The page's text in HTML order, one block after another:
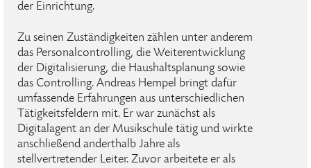
der Einrichtung.
Zu seinen Zuständigkeiten zählen unter anderem
das Personalcontrolling, die Weiterentwicklung
der Digitalisierung, die Haushaltsplanung sowie
das Controlling. Andreas Hempel bringt dafür
umfassende Erfahrungen aus unterschiedlichen
Tätigkeitsfeldern mit. Er war zunächst als
Digitalagent an der Musikschule tätig und wirkte
anschließend anderthalb Jahre als
stellvertretender Leiter. Zuvor arbeitete er als